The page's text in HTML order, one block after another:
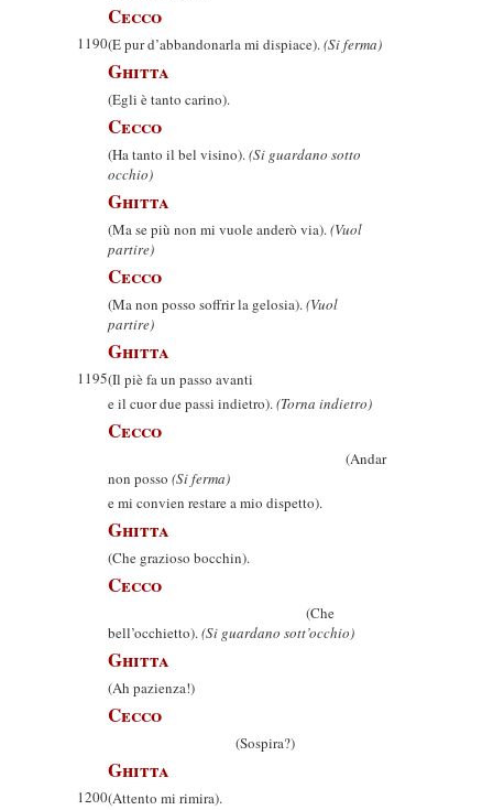
Cecco
1190(E pur d’abbandonarla mi dispiace).(Si ferma)
Ghitta
(Egli è tanto carino).
Cecco
(Ha tanto il bel visino).(Si guardano sotto
occhio)
Ghitta
(Ma se più non mi vuole anderò via).(Vuol
partire)
Cecco
(Ma non posso soffrir la gelosia).(Vuol
partire)
Ghitta
1195(Il piè fa un passo avanti
e il cuor due passi indietro).(Torna indietro)
Cecco
(Andar
non posso (Si ferma)
e mi convien restare a mio dispetto).
Ghitta
(Che grazioso bocchin).
Cecco
(Che
bell’occhietto).(Si guardano sott’occhio)
Ghitta
(Ah pazienza!)
Cecco
(Sospira?)
Ghitta
1200(Attento mi rimira).